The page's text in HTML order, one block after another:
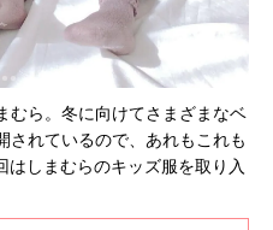
むら。冬に向けてさまざまなベ
されているので、あれもこれも
しまむらのキッズ服を取り入